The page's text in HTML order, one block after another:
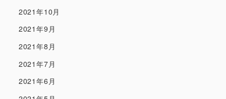
2021年10月
2021年9月
2021年8月
2021年7月
2021年6月